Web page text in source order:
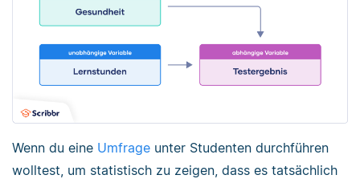
Wenn du eine Umfrage unter Studenten durchführen
wolltest, um statistisch zu zeigen, dass es tatsächlich